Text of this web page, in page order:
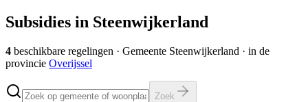
Subsidies in Steenwijkerland
4 beschikbare regelingen · Gemeente Steenwijkerland · in de
provincie Overijssel
Zoek